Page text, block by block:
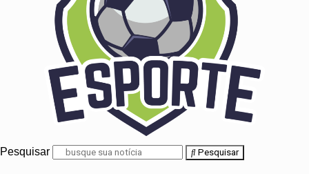
Pesquisar Pesquisar